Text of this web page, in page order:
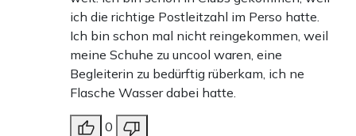
ich die richtige Postleitzahl im Perso hatte.
Ich bin schon mal nicht reingekommen, weil
meine Schuhe zu uncool waren, eine
Begleiterin zu bedürftig rüberkam, ich ne
Flasche Wasser dabei hatte.
0